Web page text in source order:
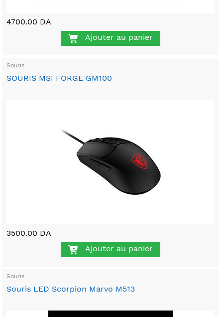
4700.00 DA
Ajouter au panier
Souris
SOURIS MSI FORGE GM100
3500.00 DA
Ajouter au panier
Souris
Souris LED Scorpion Marvo M513